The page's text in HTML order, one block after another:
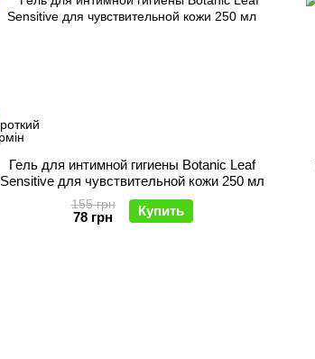
Гель для интимной гигиены Botanic Leaf
Sensitive для чувствительной кожи 250 мл
155 грн
78 грн Купить